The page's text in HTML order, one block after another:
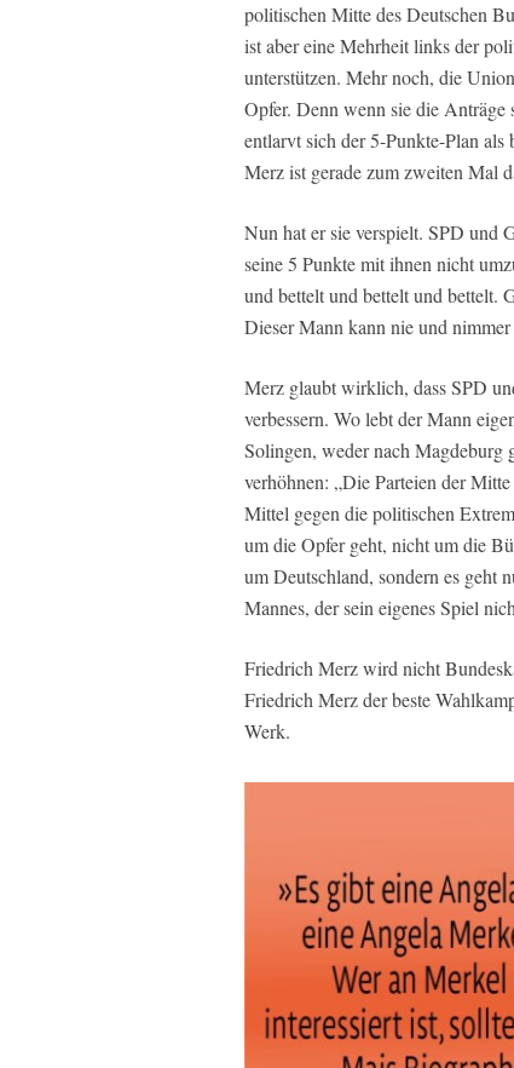
politischen Mitte des Deutschen
ist aber eine Mehrheit links der
unterstützen. Mehr noch, die
Opfer. Denn wenn sie die
entlarvt sich der 5-Punkte-Plan
Merz ist gerade zum zweiten Mal
Nun hat er sie verspielt. SPD und
seine 5 Punkte mit ihnen nicht
und bettelt und bettelt und bettelt.
Dieser Mann kann nie und
Merz glaubt wirklich, dass SPD
verbessern. Wo lebt der Mann
Solingen, weder nach Magdeburg
verhöhnen: „Die Parteien der
Mittel gegen die politischen
um die Opfer geht, nicht um die
um Deutschland, sondern es geht
Mannes, der sein eigenes Spiel
Friedrich Merz wird nicht
Friedrich Merz der beste
Werk.